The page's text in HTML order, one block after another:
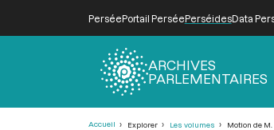
PerséePortail PerséePerséidesData
ARCHIVES
PARLEMENTAIRES
Accueil Explorer Les volumes Motion de